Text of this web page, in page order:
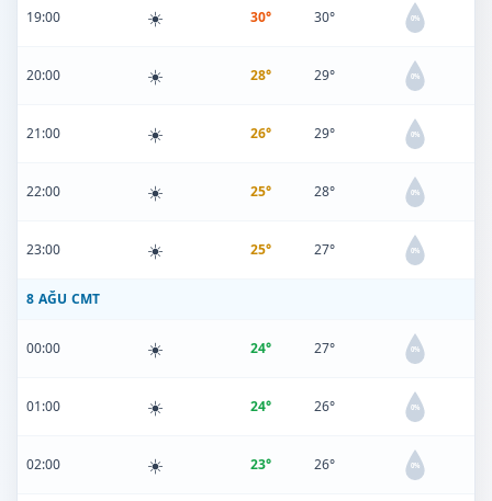
19:00 ☀️ 30° 30° 0%
20:00 ☀️ 28° 29° 0%
21:00 ☀️ 26° 29° 0%
22:00 ☀️ 25° 28° 0%
23:00 ☀️ 25° 27° 0%
8 AĞU CMT
00:00 ☀️ 24° 27° 0%
01:00 ☀️ 24° 26° 0%
02:00 ☀️ 23° 26° 0%